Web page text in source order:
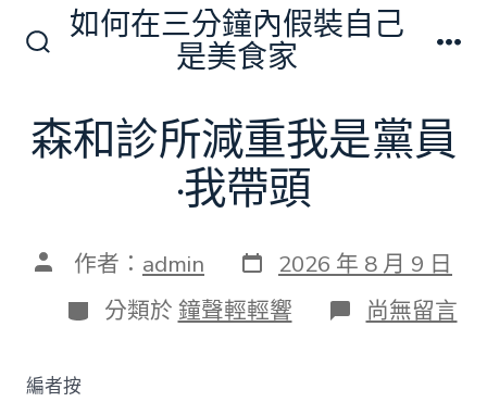
切
換
開
如何在三分鐘內假裝自己
是美食家
森和診所減重我是黨員
·我帶頭
文 作者： admin 發
表
日
期
2026 年 8 月 9 日
分
類
分類於 鐘聲輕輕響 在
〈森
尚無留言
編者按